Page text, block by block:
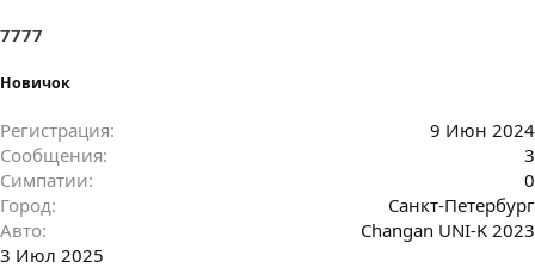
ы
7777
Новичок
Регистрация
9 Июн 2024
Сообщения
3
Симпатии
0
Город
Санкт-Петербург
Авто
Changan UNI-K 2023
3 Июл 2025